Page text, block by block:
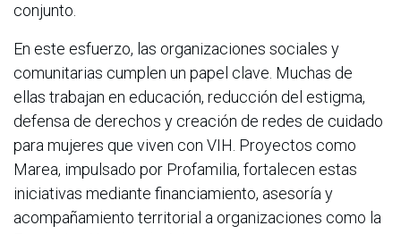
conjunto.
En este esfuerzo, las organizaciones sociales y
comunitarias cumplen un papel clave. Muchas de
ellas trabajan en educación, reducción del estigma,
defensa de derechos y creación de redes de cuidado
para mujeres que viven con VIH. Proyectos como
Marea, impulsado por Profamilia, fortalecen estas
iniciativas mediante financiamiento, asesoría y
acompañamiento territorial a organizaciones como la